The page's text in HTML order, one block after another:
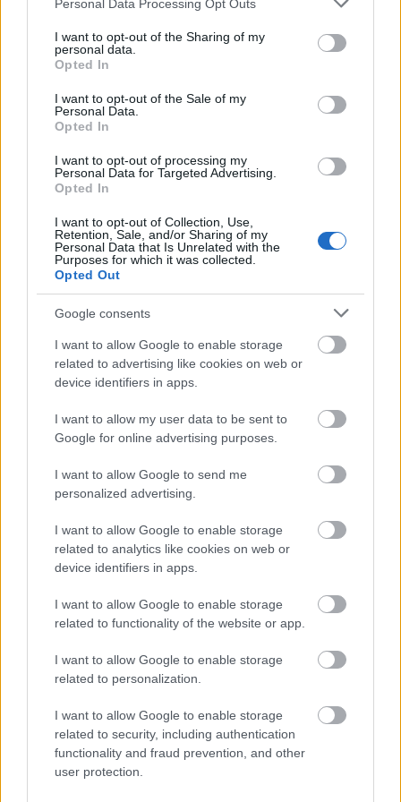
not limited to your visit or usage behaviour. You may click to
grant or deny consent to Google and its third-party tags to
use your data for below specified purposes in below Google
consent section.
Personal Data Processing Opt Outs
I want to opt-out of the Sharing of my
personal data.
Opted In
I want to opt-out of the Sale of my
Personal Data.
Opted In
I want to opt-out of processing my
Personal Data for Targeted Advertising.
Opted In
I want to opt-out of Collection, Use,
Retention, Sale, and/or Sharing of my
Personal Data that Is Unrelated with the
Purposes for which it was collected.
Opted Out
Google consents
I want to allow Google to enable storage
related to advertising like cookies on web or
device identifiers in apps.
I want to allow my user data to be sent to
Google for online advertising purposes.
I want to allow Google to send me
personalized advertising.
I want to allow Google to enable storage
related to analytics like cookies on web or
device identifiers in apps.
I want to allow Google to enable storage
related to functionality of the website or app.
I want to allow Google to enable storage
related to personalization.
I want to allow Google to enable storage
related to security, including authentication
functionality and fraud prevention, and other
user protection.
Kalendář Ski Classics Season XVII bude od
jednom závodě denně.
1. závod: 13. prosince 2025 – Bad Gastein
Pro Team Tempo – Sportgastein, 7 km
2. závod: 14. prosince 2025 – Bad Gastein
Criterium – Sportgastein, 36 km
Pro další aktualizace a podrobné informace o
Ski Classics Pro Tour určitě navštivte stránky
skiclassics.com.
Členství na bezky.net
součástí přední světové lyžařské komunity s
exkluzivními výhodami. A také navíc s
bezky.neta ostatních sesterských webech
langd.se, langrenn.com, maastohiihto.com,
proxcskiing.com, SC Play a SC MyPages.
Exkluzivní nabídky a výhody
Přístup k veškerému obsahu
SC Play – živé vysílání
Classics na jednom místě
STAŇTE SE ČLENEM NA BEZKY.NET ZDE